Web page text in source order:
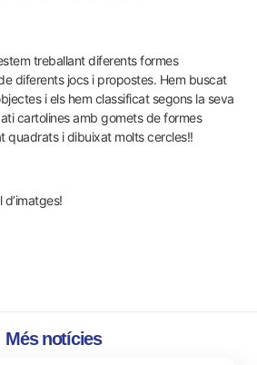
treballant diferents formes
diferents jocs i propostes. Hem buscat
i els hem classificat segons la seva
cartolines amb gomets de formes
quadrats i dibuixat molts cercles!!
d’imatges!
Més notícies